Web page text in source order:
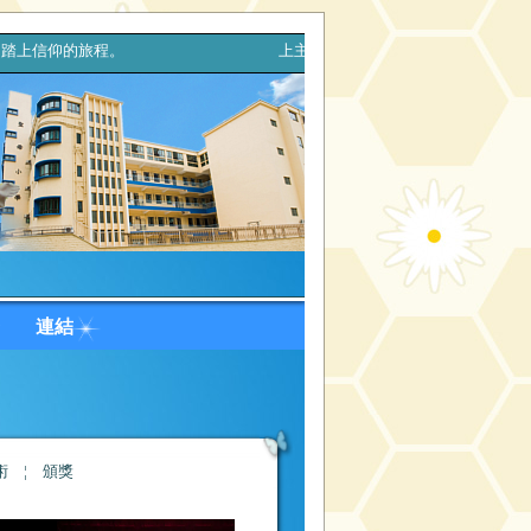
，踏上信仰的旅程。 上主，你的天主親自與你同行，決不
連結
¦ 頒獎